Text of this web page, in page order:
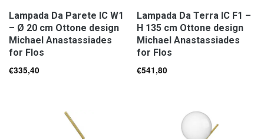
Lampada Da Parete IC W1
– Ø 20 cm Ottone design
Michael Anastassiades
for Flos
€335,40
Lampada Da Terra IC F1 –
H 135 cm Ottone design
Michael Anastassiades
for Flos
€541,80